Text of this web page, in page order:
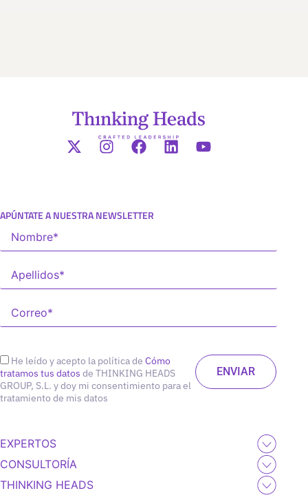
APÚNTATE A NUESTRA NEWSLETTER
He leído y acepto la política de Cómo
tratamos tus datos de THINKING HEADS
GROUP, S.L. y doy mi consentimiento para el
tratamiento de mis datos
EXPERTOS
CONSULTORÍA
THINKING HEADS